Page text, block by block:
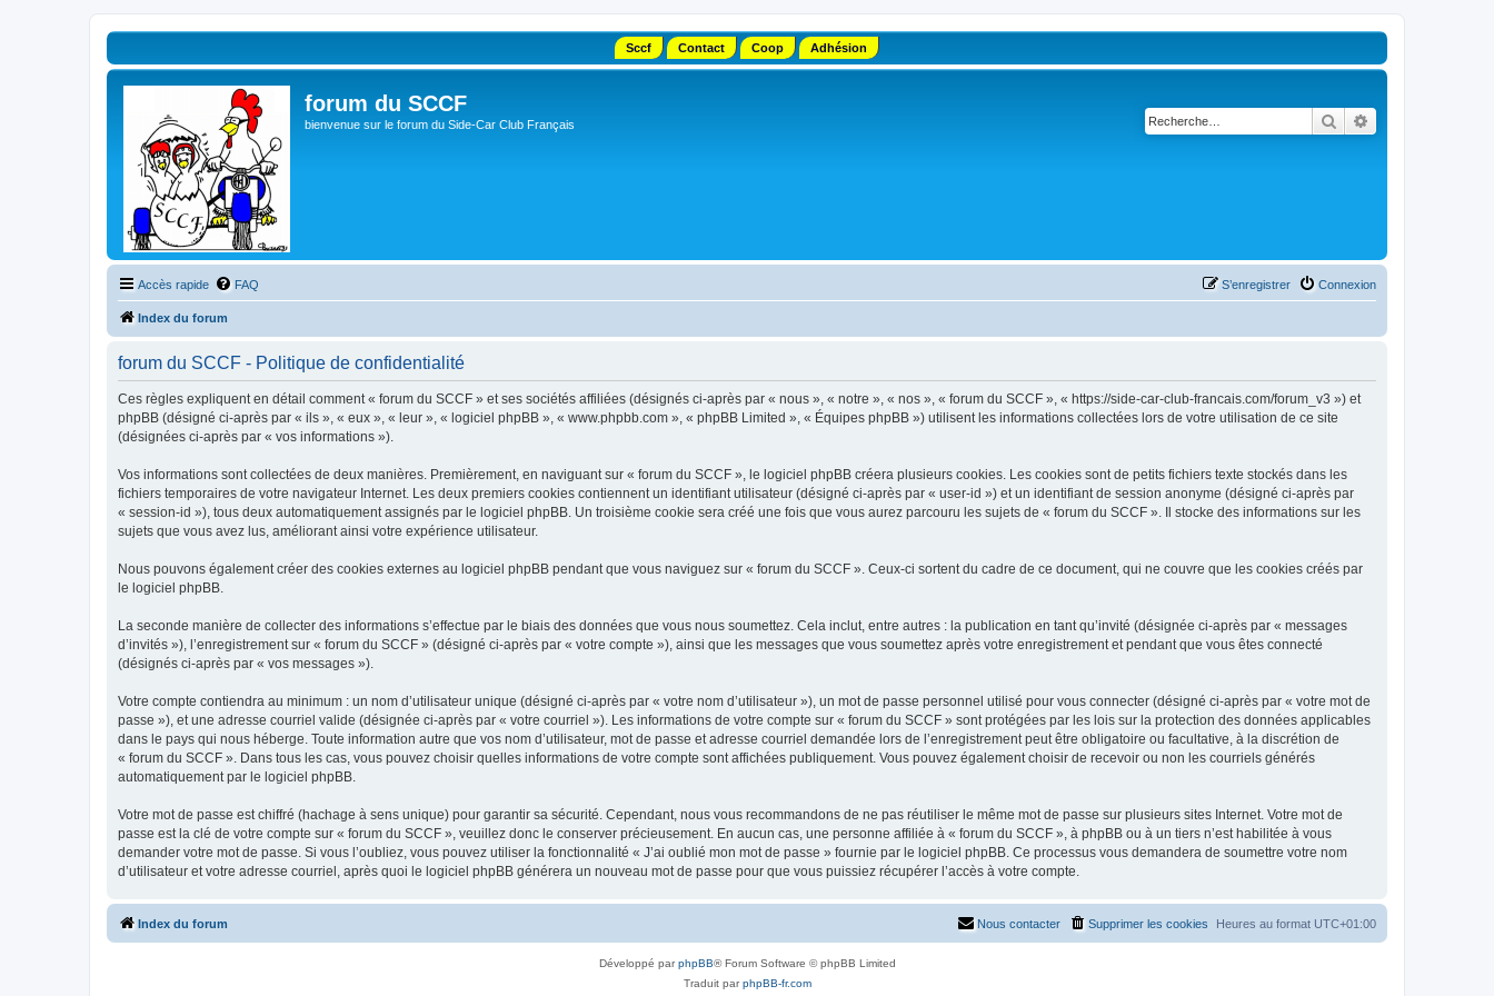
Sccf Contact Coop Adhésion
forum du SCCF
bienvenue sur le forum du Side-Car Club Français Rechercher
Accès rapide FAQ Connexion
S’enregistrer
Index du forum
forum du SCCF - Politique de confidentialité
Ces règles expliquent en détail comment « forum du SCCF » et ses sociétés affiliées (désignés ci-après par « nous », « notre », « nos », « forum du SCCF », « https://side-car-club-francais.com/forum_v3 ») et
phpBB (désigné ci-après par « ils », « eux », « leur », « logiciel phpBB », « www.phpbb.com », « phpBB Limited », « Équipes phpBB ») utilisent les informations collectées lors de votre utilisation de ce site
(désignées ci-après par « vos informations »).
Vos informations sont collectées de deux manières. Premièrement, en naviguant sur « forum du SCCF », le logiciel phpBB créera plusieurs cookies. Les cookies sont de petits fichiers texte stockés dans les
fichiers temporaires de votre navigateur Internet. Les deux premiers cookies contiennent un identifiant utilisateur (désigné ci-après par « user-id ») et un identifiant de session anonyme (désigné ci-après par
« session-id »), tous deux automatiquement assignés par le logiciel phpBB. Un troisième cookie sera créé une fois que vous aurez parcouru les sujets de « forum du SCCF ». Il stocke des informations sur les
sujets que vous avez lus, améliorant ainsi votre expérience utilisateur.
Nous pouvons également créer des cookies externes au logiciel phpBB pendant que vous naviguez sur « forum du SCCF ». Ceux-ci sortent du cadre de ce document, qui ne couvre que les cookies créés par
le logiciel phpBB.
La seconde manière de collecter des informations s’effectue par le biais des données que vous nous soumettez. Cela inclut, entre autres : la publication en tant qu’invité (désignée ci-après par « messages
d’invités »), l’enregistrement sur « forum du SCCF » (désigné ci-après par « votre compte »), ainsi que les messages que vous soumettez après votre enregistrement et pendant que vous êtes connecté
(désignés ci-après par « vos messages »).
Votre compte contiendra au minimum : un nom d’utilisateur unique (désigné ci-après par « votre nom d’utilisateur »), un mot de passe personnel utilisé pour vous connecter (désigné ci-après par « votre mot de
passe »), et une adresse courriel valide (désignée ci-après par « votre courriel »). Les informations de votre compte sur « forum du SCCF » sont protégées par les lois sur la protection des données applicables
dans le pays qui nous héberge. Toute information autre que vos nom d’utilisateur, mot de passe et adresse courriel demandée lors de l’enregistrement peut être obligatoire ou facultative, à la discrétion de
« forum du SCCF ». Dans tous les cas, vous pouvez choisir quelles informations de votre compte sont affichées publiquement. Vous pouvez également choisir de recevoir ou non les courriels générés
automatiquement par le logiciel phpBB.
Votre mot de passe est chiffré (hachage à sens unique) pour garantir sa sécurité. Cependant, nous vous recommandons de ne pas réutiliser le même mot de passe sur plusieurs sites Internet. Votre mot de
passe est la clé de votre compte sur « forum du SCCF », veuillez donc le conserver précieusement. En aucun cas, une personne affiliée à « forum du SCCF », à phpBB ou à un tiers n’est habilitée à vous
demander votre mot de passe. Si vous l’oubliez, vous pouvez utiliser la fonctionnalité « J’ai oublié mon mot de passe » fournie par le logiciel phpBB. Ce processus vous demandera de soumettre votre nom
d’utilisateur et votre adresse courriel, après quoi le logiciel phpBB générera un nouveau mot de passe pour que vous puissiez récupérer l’accès à votre compte.
Index du forum Heures au format UTC+01:00
Supprimer les cookies
Nous contacter
Développé parphpBB® Forum Software © phpBB Limited
Traduit parphpBB-fr.com